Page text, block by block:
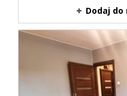
Dodaj